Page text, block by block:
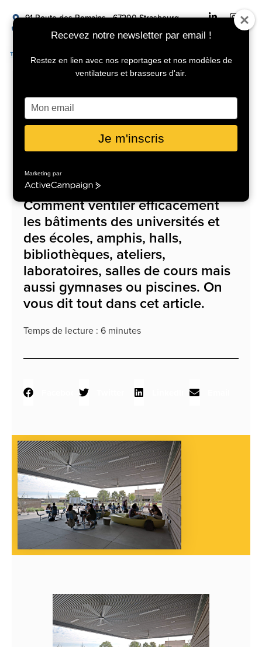
91 Route des Romains - 67200 Strasbourg
+33 04 92 18 10 60
info@turbobrise.com
Août 25, 2021
Améliorer la
ventilation des
bâtiments dédiés à
l’enseignement.
Comment ventiler efficacement
les bâtiments des universités et
des écoles, amphis, halls,
bibliothèques, ateliers,
laboratoires, salles de cours mais
aussi gymnases ou piscines. On
vous dit tout dans cet article.
Temps de lecture : 6 minutes
Facebook
Recevez notre newsletter par email !
Restez en lien avec nos reportages et nos modèles de
ventilateurs et brasseurs d'air.
Saisissez
votre
e-
mail
Je m'inscris
Marketing par
ActiveCampaign